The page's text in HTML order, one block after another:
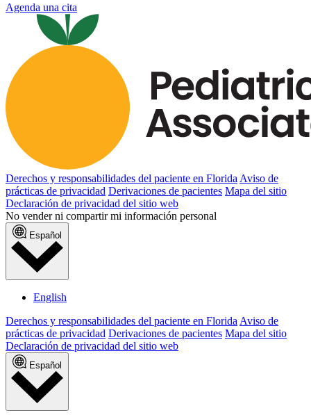
Agenda una cita
Derechos y responsabilidades del paciente en Florida Aviso de
prácticas de privacidad Derivaciones de pacientes Mapa del sitio
Declaración de privacidad del sitio web
No vender ni compartir mi información personal
Español
English
Derechos y responsabilidades del paciente en FloridaAviso de
prácticas de privacidad Derivaciones de pacientes Mapa del sitio
Declaración de privacidad del sitio web
Español